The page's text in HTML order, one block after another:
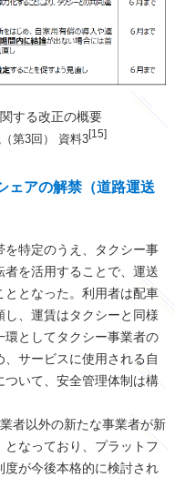
する改正の概要
第3回） 資料3[15]
ェアの解禁（道路運送
を特定のうえ、タクシー事
を活用することで、運送
となった。利用者は配車
、運賃はタクシーと同様
環としてタクシー事業者の
サービスに使用される自
いて、安全管理体制は構
者以外の新たな事業者が新
なっており、プラットフ
度が今後本格的に検討され